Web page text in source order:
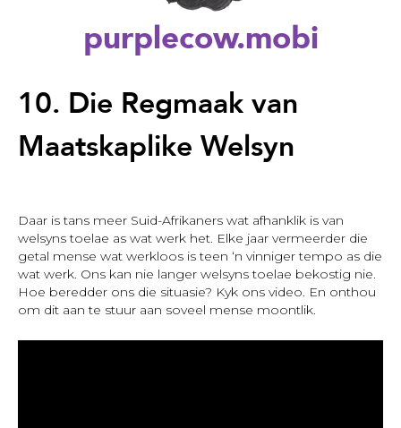
purplecow.mobi
top
10. Die Regmaak van
Maatskaplike Welsyn
Daar is tans meer Suid-Afrikaners wat afhanklik is van
welsyns toelae as wat werk het. Elke jaar vermeerder die
getal mense wat werkloos is teen ‘n vinniger tempo as die
wat werk. Ons kan nie langer welsyns toelae bekostig nie.
Hoe beredder ons die situasie? Kyk ons video. En onthou
om dit aan te stuur aan soveel mense moontlik.